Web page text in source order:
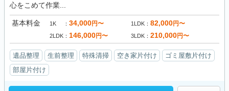
心をこめて作業...
基本料金 1K 34,000円〜 1LDK 82,000円〜
2LDK 146,000円〜 3LDK 210,000円〜
遺品整理 生前整理 特殊清掃 空き家片付け
ゴミ屋敷片付け
部屋片付け